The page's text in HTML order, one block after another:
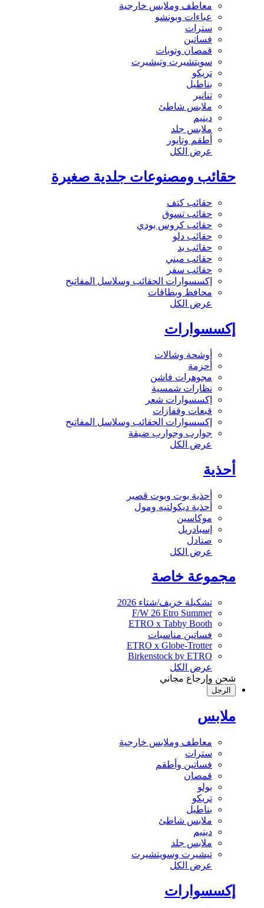
معاطف وملابس خارجية
عباءات وبونشو
سترات
فساتين
قمصان وتوبات
سويتشيرت وتيشيرت
تريكو
بناطيل
تنانير
ملابس شاطئ
دينيم
ملابس جلد
أطقم وتايور
عرض الكل
حقائب ومصنوعات جلدية صغيرة
حقائب كتف
حقائب تسوق
حقائب كروس بودي
حقائب دلو
حقائب يد
حقائب ميني
حقائب سفر
إكسسوارات الحقائب وسلاسل المفاتيح
محافظ وبطاقات
عرض الكل
إكسسوارات
أوشحة وشالات
أحزمة
مجوهرات فاشن
نظارات شمسية
إكسسوارات شعر
قبعات وقفازات
إكسسوارات الحقائب وسلاسل المفاتيح
جوارب وجوارب ضيقة
عرض الكل
أحذية
أحذية بوت وبوت قصير
أحذية ديكولتيه ومول
موكاسين
إسبادريل
صنادل
عرض الكل
مجموعة خاصة
تشكيلة خريف/شتاء 2026
F/W 26 Etro Summer
ETRO x Tabby Booth
فساتين مناسبات
ETRO x Globe-Trotter
Birkenstock by ETRO
عرض الكل
شحن وإرجاع مجاني
الرجل
ملابس
معاطف وملابس خارجية
سترات
فساتين وأطقم
قمصان
بولو
تريكو
بناطيل
ملابس شاطئ
دينيم
ملابس جلد
تيشيرت وسويتشيرت
عرض الكل
إكسسوارات